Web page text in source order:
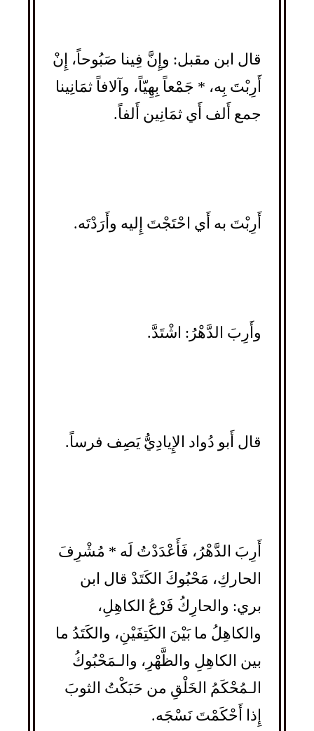
قال ابن مقبل: وإِنَّ فِينا صَبُوحاً، إِنْ
أَرِبْتَ بِه، * جَمْعاً بِهِيّاً، وآلافاً ثمَانِينا
جمع أَلف أَي ثمَانِين أَلفاً.
أَرِبْتَ به أَي احْتَجْتَ إِليه وأَرَدْتَه.
وأَرِبَ الدَّهْرُ: اشْتَدَّ.
قال أَبو دُواد الإِيادِيُّ يَصِف فرساً.
أَرِبَ الدَّهْرُ، فَأَعْدَدْتُ لَه * مُشْرِفَ
الحاركِ، مَحْبُوكَ الكَتَدْ قال ابن
بري: والحارِكُ فَرْعُ الكاهِلِ،
والكاهِلُ ما بَيْنَ الكَتِفَيْنِ، والكَتَدُ ما
بين الكاهِلِ والظَّهْرِ، والـمَحْبُوكُ
الـمُحْكَمُ الخَلْقِ من حَبَكْتُ الثوبَ
إِذا أَحْكَمْتَ نَسْجَه.